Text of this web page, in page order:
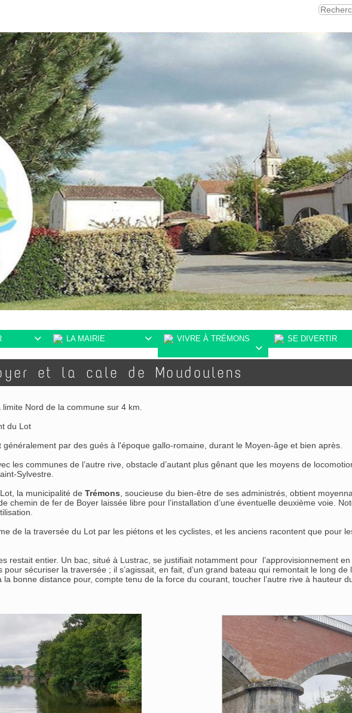
 LA MAIRIE  VIVRE À TRÉMONS

SE DIVERTIR
et la cale de Moudoulens
Nord de la commune sur 4 km.
du Lot
par des gués à l'époque gallo-romaine, durant le Moyen-âge et bien après.
les communes de l’autre rive, obstacle d’autant plus gênant que les moyens de
Sylvestre.
la municipalité de Trémons , soucieuse du bien-être de ses administrés, obtient
chemin de fer de Boyer laissée libre pour l’installation d’une éventuelle deuxième voie.
de la traversée du Lot par les piétons et les cyclistes, et les anciens racontent que pour
restait entier. Un bac, situé à Lustrac, se justifiait notamment pour l’approvisionnement
sécuriser la traversée ; il s’agissait, en fait, d’un grand bateau qui remontait le long
la bonne distance pour, compte tenu de la force du courant, toucher l’autre rive à hauteur